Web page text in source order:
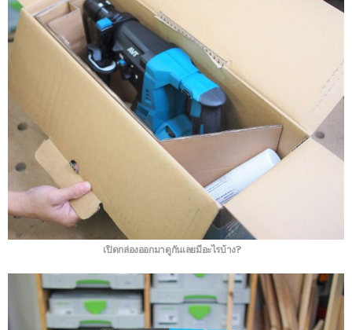
เปิดกล่องออกมาดูกันเลยมีอะไรบ้าง?